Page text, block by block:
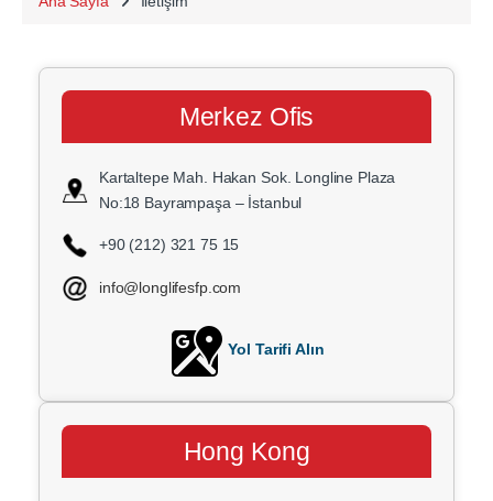
Merkez Ofis
Kartaltepe Mah. Hakan Sok. Longline Plaza
No:18 Bayrampaşa – İstanbul
+90 (212) 321 75 15
info@longlifesfp.com
Yol Tarifi Alın
Hong Kong